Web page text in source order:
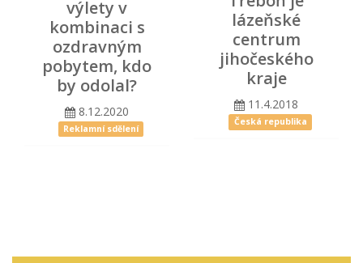
výlety v
kombinaci s
ozdravným
pobytem, kdo
by odolal?
8.12.2020
Reklamní sdělení
lázeňské
centrum
jihočeského
kraje
11.4.2018
Česká republika